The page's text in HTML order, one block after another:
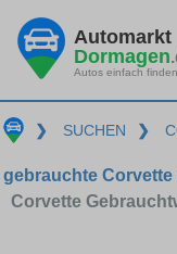
Automarkt
Dormagen
Autos einfach finden
❯ SUCHEN ❯
gebrauchte
Corvette